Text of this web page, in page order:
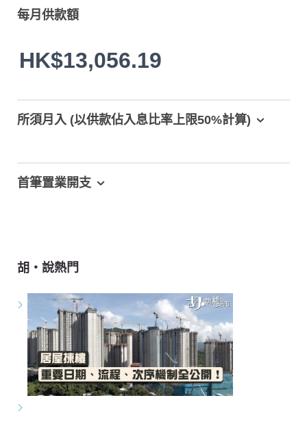
每月供款額
HK$13,056.19
所須月入 (以供款佔入息比率上限50%計算)
首筆置業開支
胡‧說熱門